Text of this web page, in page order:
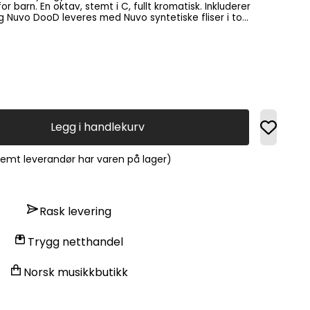
Inkluderer
Tradisjonelle rør for Eb-klarinett kan også
Legg i handlekurv
leverandør har varen på lager)
Rask levering
Trygg netthandel
Norsk musikkbutikk